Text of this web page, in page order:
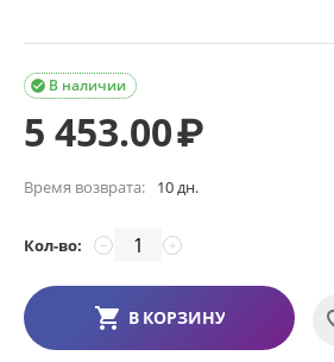
В наличии

5 453.00₽
Время возврата: 10 дн.
Кол-во: +
−
В КОРЗИНУ